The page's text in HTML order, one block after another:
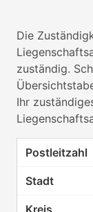
Die
zuständig.
Ihr